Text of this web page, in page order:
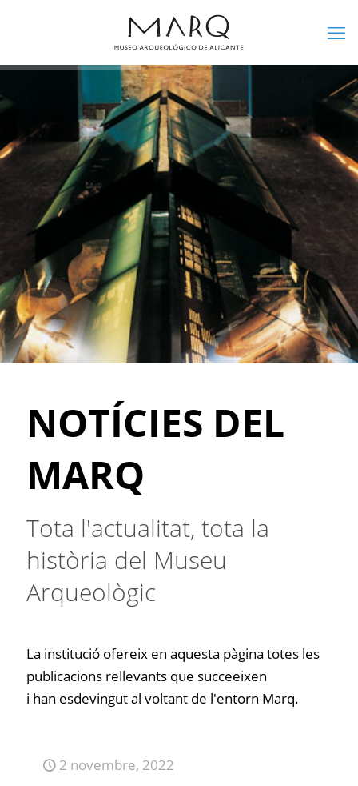
NOTÍCIES DEL
MARQ
Tota l'actualitat, tota la
història del Museu
Arqueològic
La institució ofereix en aquesta pàgina totes les
publicacions rellevants que succeeixen
i han esdevingut al voltant de l'entorn Marq.
2 novembre, 2022